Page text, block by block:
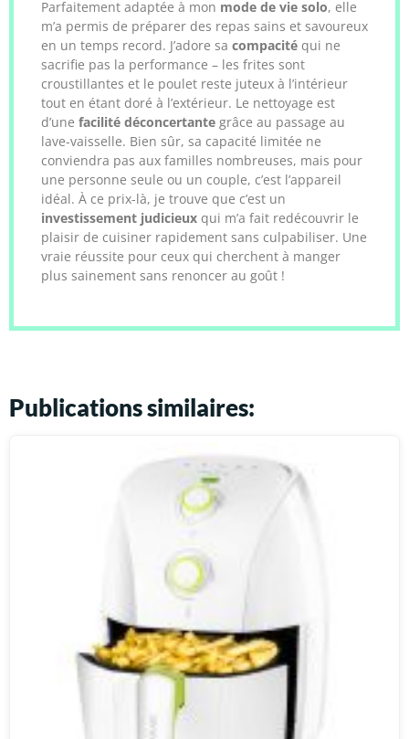
Parfaitement adaptée à mon mode de vie solo, elle
m’a permis de préparer des repas sains et savoureux
en un temps record. J’adore sa compacité qui ne
sacrifie pas la performance – les frites sont
croustillantes et le poulet reste juteux à l’intérieur
tout en étant doré à l’extérieur. Le nettoyage est
d’une facilité déconcertante grâce au passage au
lave-vaisselle. Bien sûr, sa capacité limitée ne
conviendra pas aux familles nombreuses, mais pour
une personne seule ou un couple, c’est l’appareil
idéal. À ce prix-là, je trouve que c’est un
investissement judicieux qui m’a fait redécouvrir le
plaisir de cuisiner rapidement sans culpabiliser. Une
vraie réussite pour ceux qui cherchent à manger
plus sainement sans renoncer au goût !
Publications similaires: